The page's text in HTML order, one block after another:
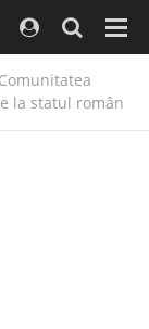
la statul român